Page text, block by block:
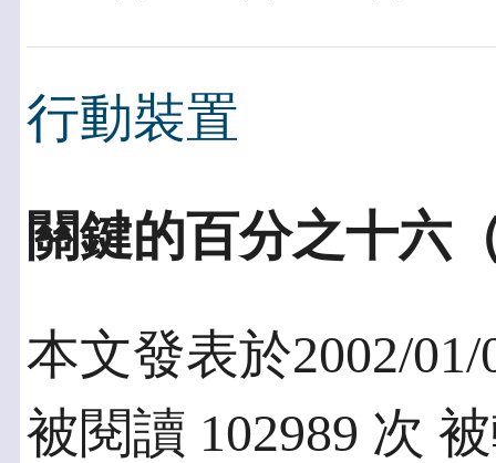
行動裝置
關鍵的百分之十六
本文發表於2002/01/
被閱讀 102989 次